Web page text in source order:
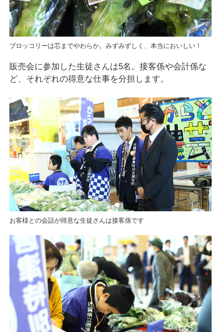
ブロッコリーは芯までやわらか。みずみずしく、本当においしい！
販売会に参加した生徒さんは5名。接客係や会計係な
ど、それぞれの得意な仕事を分担します。
お客様との会話が得意な生徒さんは接客係です